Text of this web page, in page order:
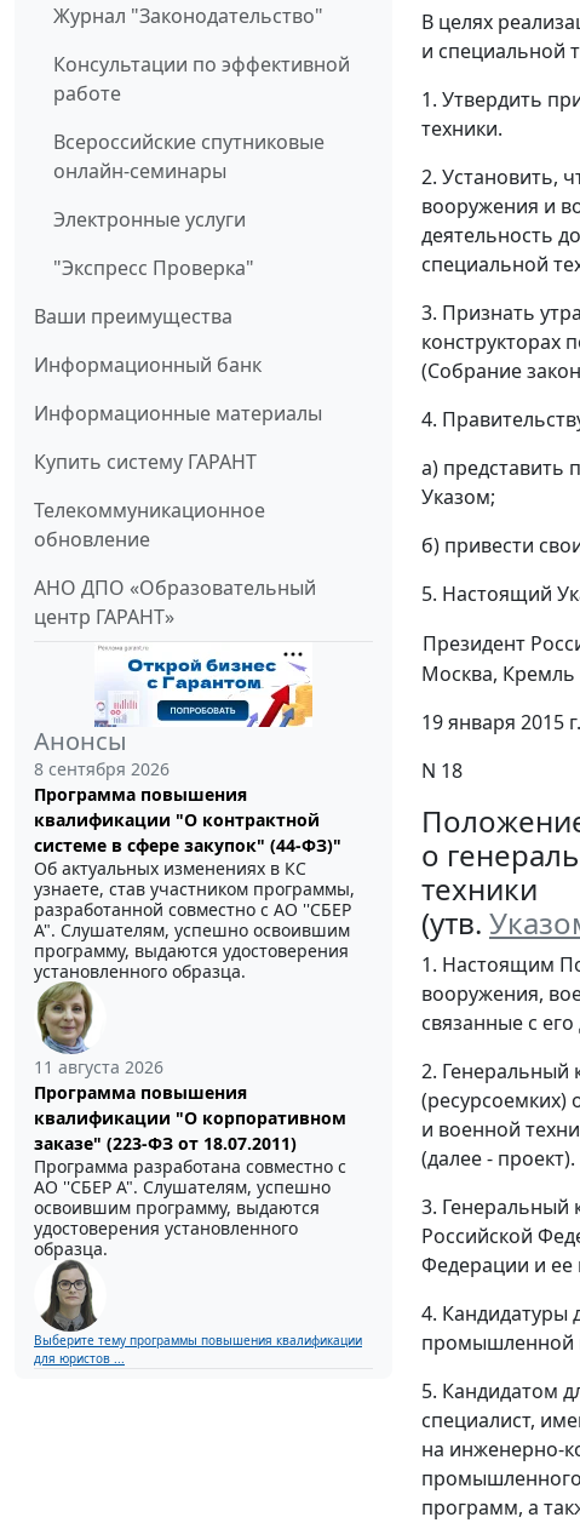
Журнал "Законодательство"
Консультации по эффективной
работе
Всероссийские спутниковые
онлайн-семинары
Электронные услуги
"Экспресс Проверка"
Ваши преимущества
Информационный банк
Информационные материалы
Купить систему ГАРАНТ
Телекоммуникационное
обновление
АНО ДПО «Образовательный
центр ГАРАНТ»
Анонсы
8 сентября 2026
Программа повышения
квалификации "О контрактной
системе в сфере закупок" (44-ФЗ)"
Об актуальных изменениях в КС
узнаете, став участником программы,
разработанной совместно с АО ''СБЕР
А". Слушателям, успешно освоившим
программу, выдаются удостоверения
установленного образца.
11 августа 2026
Программа повышения
квалификации "О корпоративном
заказе" (223-ФЗ от 18.07.2011)
Программа разработана совместно с
АО ''СБЕР А". Слушателям, успешно
освоившим программу, выдаются
удостоверения установленного
образца.
Выберите тему программы повышения квалификации
для юристов ...
В целях
и специальной
1. Утвердить
техники.
2. Установить,
вооружения и
деятельность
специальной
3. Признать
конструкторах
(Собрание
4.
а) представить
Указом;
б) привести
5. Настоящий
Президент
Москва, Кремль
19 января 2015 г.
N 18
о
техники
(утв.
1. Настоящим
вооружения,
связанные с
2. Генеральный
(ресурсоемких)
и военной
(далее - проект).
3. Генеральный
Российской
Федерации и ее
4. Кандидатуры
промышленной
5. Кандидатом
специалист,
на инженерно-
промышленного
программ, а